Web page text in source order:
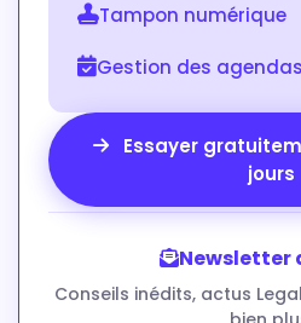
Tampon numérique
Gestion des agendas
Essayer
jours
Newsletter
Conseils inédits, actus